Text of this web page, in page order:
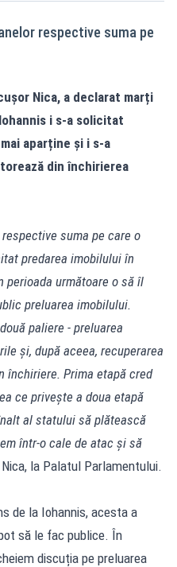
respective suma pe
Nica, a declarat marți
i s-a solicitat
aparține și i s-a
din închirierea
suma pe care o
predarea imobilului în
perioada următoare o să îl
preluarea imobilului.
paliere - preluarea
și, după aceea, recuperarea
închiriere. Prima etapă cred
ce privește a doua etapă
al statului să plătească
într-o cale de atac și să
la Palatul Parlamentului.
de la Iohannis, acesta a
să le fac publice. În
discuția pe preluarea